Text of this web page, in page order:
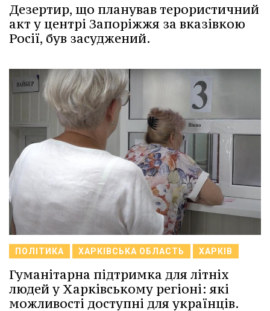
Дезертир, що планував терористичний
акт у центрі Запоріжжя за вказівкою
Росії, був засуджений.
ПОЛІТИКА ХАРКІВСЬКА ОБЛАСТЬ ХАРКІВ
Гуманітарна підтримка для літніх
людей у Харківському регіоні: які
можливості доступні для українців.